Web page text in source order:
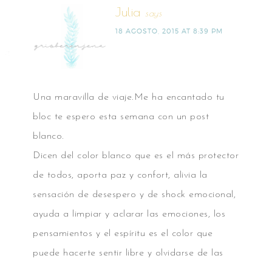
Julia says
18 AGOSTO, 2015 AT 8:39 PM
Una maravilla de viaje.Me ha encantado tu
bloc te espero esta semana con un post
blanco.
Dicen del color blanco que es el más protector
de todos, aporta paz y confort, alivia la
sensación de desespero y de shock emocional,
ayuda a limpiar y aclarar las emociones, los
pensamientos y el espíritu es el color que
puede hacerte sentir libre y olvidarse de las